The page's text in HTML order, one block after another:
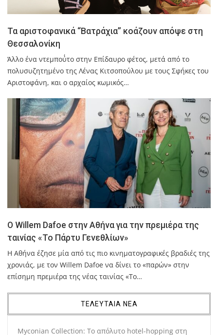
Τα αριστοφανικά “Βατράχια” κοάζουν απόψε στη
Θεσσαλονίκη
Άλλο ένα ντεμπού΄το στην Επίδαυρο φέτος, μετά από το
πολυσυζητημένο της Λένας Κιτσοπούλου με τους Σφήκες του
Αριστοφάνη, και ο αρχαίος κωμικός…
O Willem Dafoe στην Αθήνα για την πρεμιέρα της
ταινίας «Το Πάρτυ Γενεθλίων»
Η Αθήνα έζησε μία από τις πιο κινηματογραφικές βραδιές της
χρονιάς, με τον Willem Dafoe να δίνει το «παρών» στην
επίσημη πρεμιέρα της νέας ταινίας «Το…
ΤΕΛΕΥΤΑΙΑ ΝΕΑ
Myconian Collection: Το απόλυτο hotel-hopping στη